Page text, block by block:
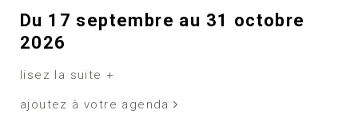
Du 17 septembre au 31 octobre
2026
lisez la suite +
ajoutez à votre agenda